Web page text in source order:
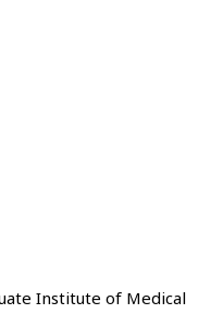
Institute of Medical